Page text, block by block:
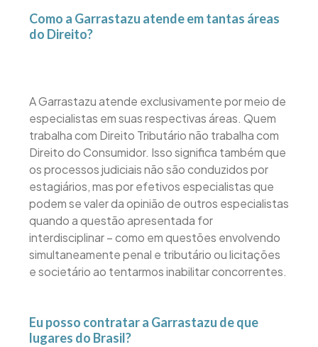
Como a Garrastazu atende em tantas áreas
do Direito?
A Garrastazu atende exclusivamente por meio de
especialistas em suas respectivas áreas. Quem
trabalha com Direito Tributário não trabalha com
Direito do Consumidor. Isso significa também que
os processos judiciais não são conduzidos por
estagiários, mas por efetivos especialistas que
podem se valer da opinião de outros especialistas
quando a questão apresentada for
interdisciplinar – como em questões envolvendo
simultaneamente penal e tributário ou licitações
e societário ao tentarmos inabilitar concorrentes.
Eu posso contratar a Garrastazu de que
lugares do Brasil?